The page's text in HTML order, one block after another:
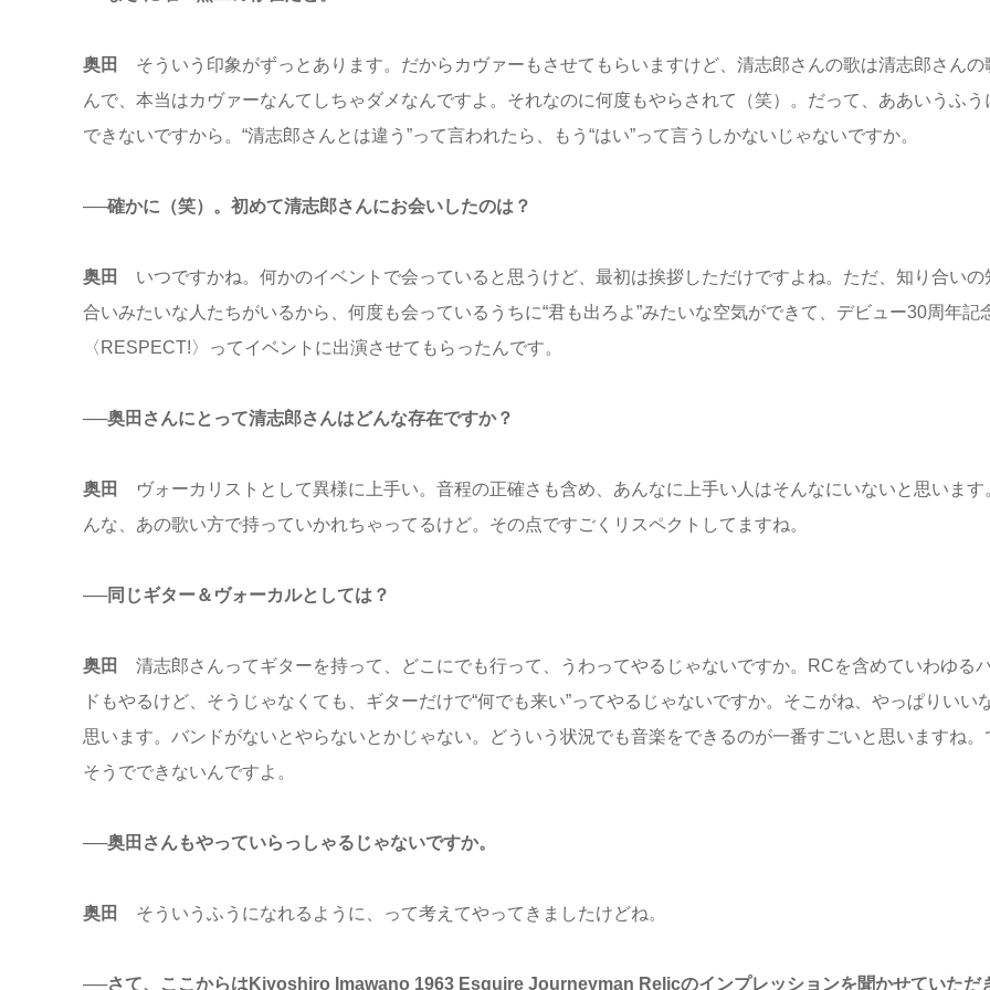
奥田
そういう印象がずっとあります。だからカヴァーもさせてもらいますけど、清志郎さんの歌は清志郎さんの
んで、本当はカヴァーなんてしちゃダメなんですよ。それなのに何度もやらされて（笑）。だって、ああいうふう
できないですから。“清志郎さんとは違う”って言われたら、もう“はい”って言うしかないじゃないですか。
──確かに（笑）。初めて清志郎さんにお会いしたのは？
奥田
いつですかね。何かのイベントで会っていると思うけど、最初は挨拶しただけですよね。ただ、知り合いの
合いみたいな人たちがいるから、何度も会っているうちに“君も出ろよ”みたいな空気ができて、デビュー30周年記
〈RESPECT!〉ってイベントに出演させてもらったんです。
──奥田さんにとって清志郎さんはどんな存在ですか？
奥田
ヴォーカリストとして異様に上手い。音程の正確さも含め、あんなに上手い人はそんなにいないと思います
んな、あの歌い方で持っていかれちゃってるけど。その点ですごくリスペクトしてますね。
──同じギター＆ヴォーカルとしては？
奥田
清志郎さんってギターを持って、どこにでも行って、うわってやるじゃないですか。RCを含めていわゆる
ドもやるけど、そうじゃなくても、ギターだけで“何でも来い”ってやるじゃないですか。そこがね、やっぱりいい
思います。バンドがないとやらないとかじゃない。どういう状況でも音楽をできるのが一番すごいと思いますね。
そうでできないんですよ。
──奥田さんもやっていらっしゃるじゃないですか。
奥田 そういうふうになれるように、って考えてやってきましたけどね。
──さて、ここからはKiyoshiro Imawano 1963 Esquire Journeyman Relicのインプレッションを聞かせていただ